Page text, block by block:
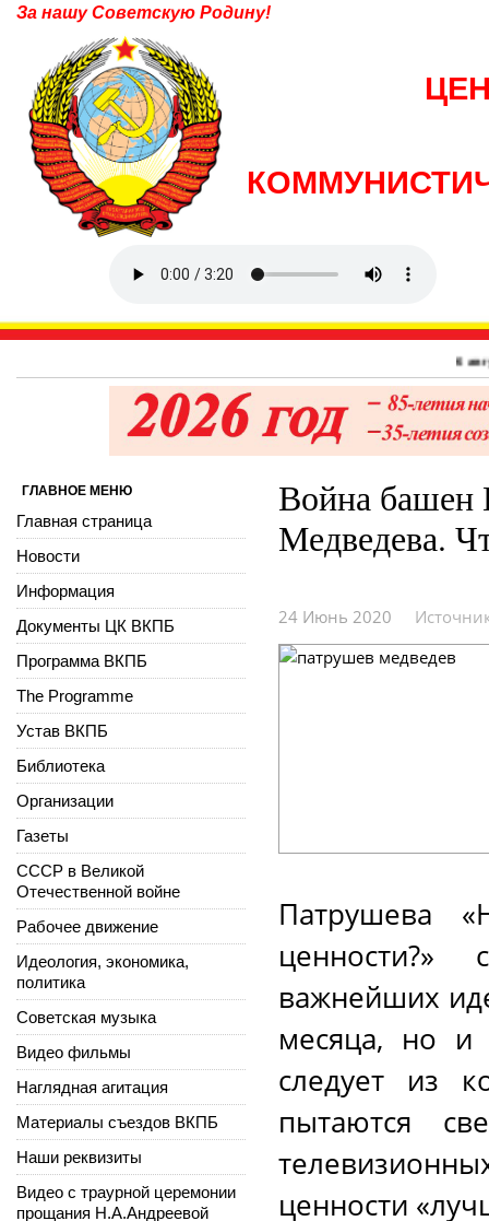
За нашу Советскую Родину!
6 августа 1945
Война башен
Медведева.
24 Июнь 2020
Патрушева
важнейших
месяца, но и
следует из
пытаются
ценности
ГЛАВНОЕ МЕНЮ
Главная страница
Новости
Информация
Документы ЦК ВКПБ
Программа ВКПБ
The Programme
Устав ВКПБ
Библиотека
Организации
Газеты
СССР в Великой
Отечественной войне
Рабочее движение
Идеология, экономика,
политика
Советская музыка
Видео фильмы
Наглядная агитация
Материалы съездов ВКПБ
Наши реквизиты
Видео с траурной церемонии
прощания Н.А.Андреевой